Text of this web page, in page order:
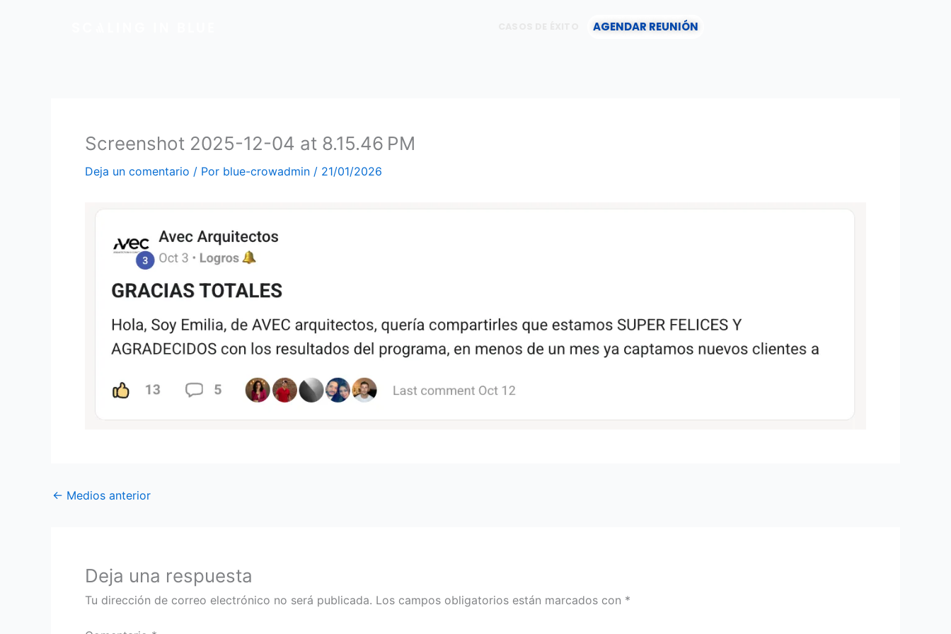
AGENDAR REUNIÓN
Screenshot 2025-12-04 at 8.15.46 PM
Deja un comentario / Por blue-crowadmin / 21/01/2026
← Medios anterior
Deja una respuesta
Tu dirección de correo electrónico no será publicada. Los campos obligatorios están marcados con *